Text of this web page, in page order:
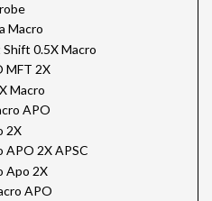
Macro
0.5X Macro
MFT 2X
Macro
APO
2X
APO 2X APSC
Apo 2X
APO